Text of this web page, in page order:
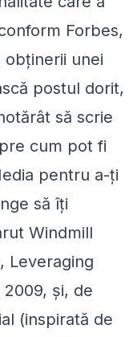
Forbes,
unei
postul dorit,
să scrie
cum pot fi
pentru a-ţi
să îţi
Windmill
Leveraging
şi, de
(inspirată de